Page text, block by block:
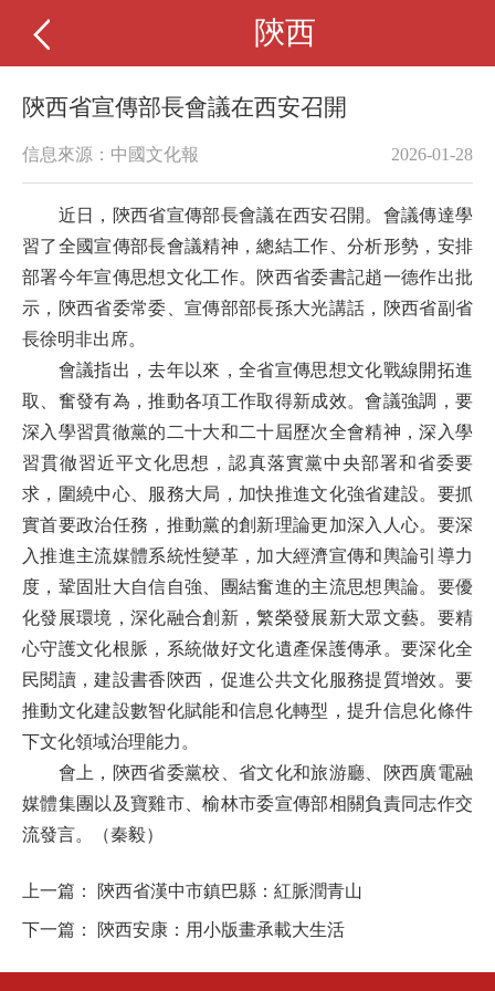
陝西
陝西省宣傳部長會議在西安召開
信息來源：中國文化報 2026-01-28
近日，陝西省宣傳部長會議在西安召開。會議傳達學
習了全國宣傳部長會議精神，總結工作、分析形勢，安排
部署今年宣傳思想文化工作。陝西省委書記趙一德作出批
示，陝西省委常委、宣傳部部長孫大光講話，陝西省副省
長徐明非出席。
會議指出，去年以來，全省宣傳思想文化戰線開拓進
取、奮發有為，推動各項工作取得新成效。會議強調，要
深入學習貫徹黨的二十大和二十屆歷次全會精神，深入學
習貫徹習近平文化思想，認真落實黨中央部署和省委要
求，圍繞中心、服務大局，加快推進文化強省建設。要抓
實首要政治任務，推動黨的創新理論更加深入人心。要深
入推進主流媒體系統性變革，加大經濟宣傳和輿論引導力
度，鞏固壯大自信自強、團結奮進的主流思想輿論。要優
化發展環境，深化融合創新，繁榮發展新大眾文藝。要精
心守護文化根脈，系統做好文化遺產保護傳承。要深化全
民閱讀，建設書香陝西，促進公共文化服務提質增效。要
推動文化建設數智化賦能和信息化轉型，提升信息化條件
下文化領域治理能力。
會上，陝西省委黨校、省文化和旅游廳、陝西廣電融
媒體集團以及寶雞市、榆林市委宣傳部相關負責同志作交
流發言。（秦毅）
上一篇： 陝西省漢中市鎮巴縣：紅脈潤青山
下一篇： 陝西安康：用小版畫承載大生活